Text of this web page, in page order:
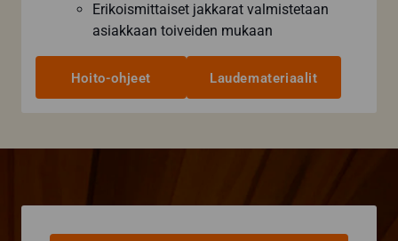
Erikoismittaiset jakkarat valmistetaan
asiakkaan toiveiden mukaan
Hoito-ohjeet Laudemateriaalit